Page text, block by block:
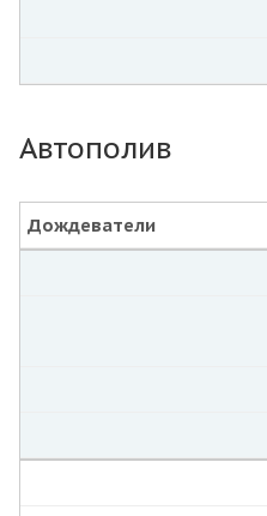
Автополив
Дождеватели